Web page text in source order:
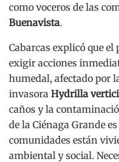
como voceros de las
Buenavista.
Cabarcas explicó que
exigir acciones
humedal, afectado por
invasora Hydrilla
caños y la
de la Ciénaga Grande
comunidades están
ambiental y social.